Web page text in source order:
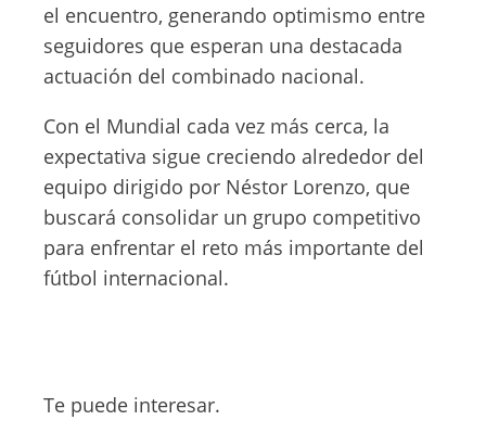
el encuentro, generando optimismo entre
seguidores que esperan una destacada
actuación del combinado nacional.
Con el Mundial cada vez más cerca, la
expectativa sigue creciendo alrededor del
equipo dirigido por Néstor Lorenzo, que
buscará consolidar un grupo competitivo
para enfrentar el reto más importante del
fútbol internacional.
Te puede interesar.